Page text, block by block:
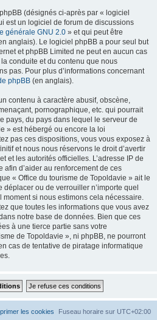
(désignés ci-après par « logiciel
est un logiciel de forum de discussions
générale GNU 2.0 » et qui peut être
anglais). Le logiciel phpBB a pour seul but
et phpBB Limited ne peut en aucun cas
conduite et du contenu que nous
pas. Pour plus d’informations concernant
phpBB (en anglais).
contenu à caractère abusif, obscène,
pornographique, etc. qui pourrait
pays, du pays dans lequel le serveur de
» est hébergé ou encore la loi
pas ces dispositions, vous vous exposez à
et nous nous réservons le droit d’avertir
et les autorités officielles. L’adresse IP de
afin d’aider au renforcement de ces
« Office du tourisme de Topoldavie » ait le
ou de verrouiller n’importe quel
moment si nous estimons cela nécessaire.
que toutes les informations que vous avez
notre base de données. Bien que ces
à une tierce partie sans votre
de Topoldavie », ni phpBB, ne pourront
cas de tentative de piratage informatique
Fuseau horaire sur UTC+02:00
les cookies